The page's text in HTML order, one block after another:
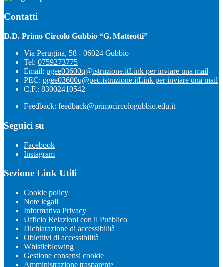
Contatti
D.D. Primo Circolo Gubbio “G. Matteotti”
Via Perugina, 58 - 06024 Gubbio
Tel: 0759273775
Email: pgee03600q@istruzione.itLink per inviare una mail
PEC: pgee03600q@pec.istruzione.itLink per inviare una mail
C.F.: 83002410542
Feedback: feedback@primocircologubbio.edu.it
Seguici su
Facebook
Instagram
Sezione Link Utili
Cookie policy
Note legali
Informativa Privacy
Ufficio Relazioni con il Pubblico
Dichiarazione di accessibilità
Obiettivi di accessibilità
Whistleblowing
Gestione consensi cookie
Amministrazione trasparente